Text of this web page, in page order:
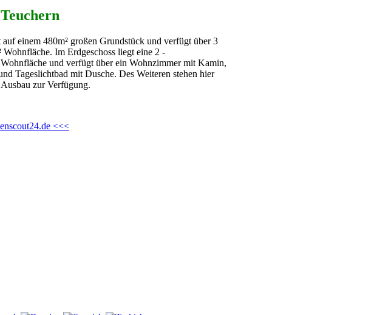
auf einem 480m² großen Grundstück und verfügt über 3
Im Erdgeschoss liegt eine 2 -
und verfügt über ein Wohnzimmer mit Kamin,
Tageslichtbad mit Dusche. Des Weiteren stehen hier
zur Verfügung.
<<<